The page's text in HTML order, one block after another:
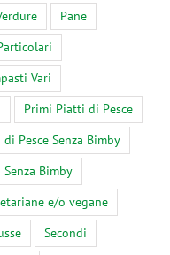
Upoznajte
Sekcijska Vrata
Pane
Vari
Primi Piatti di Pesce
Pesce Senza Bimby
Bimby
e/o vegane
Secondi